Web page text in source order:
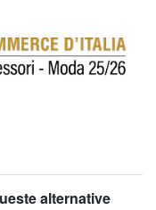
alternative